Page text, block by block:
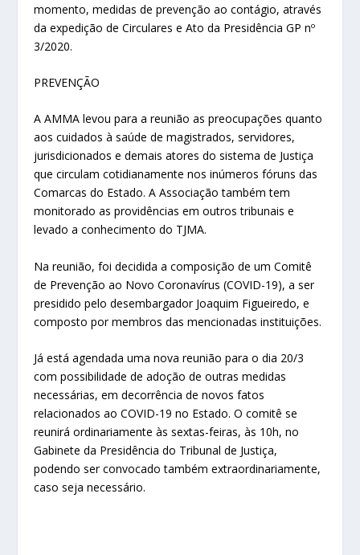
momento, medidas de prevenção ao contágio, através
da expedição de Circulares e Ato da Presidência GP nº
3/2020.
PREVENÇÃO
A AMMA levou para a reunião as preocupações quanto
aos cuidados à saúde de magistrados, servidores,
jurisdicionados e demais atores do sistema de Justiça
que circulam cotidianamente nos inúmeros fóruns das
Comarcas do Estado. A Associação também tem
monitorado as providências em outros tribunais e
levado a conhecimento do TJMA.
Na reunião, foi decidida a composição de um Comitê
de Prevenção ao Novo Coronavírus (COVID-19), a ser
presidido pelo desembargador Joaquim Figueiredo, e
composto por membros das mencionadas instituições.
Já está agendada uma nova reunião para o dia 20/3
com possibilidade de adoção de outras medidas
necessárias, em decorrência de novos fatos
relacionados ao COVID-19 no Estado. O comitê se
reunirá ordinariamente às sextas-feiras, às 10h, no
Gabinete da Presidência do Tribunal de Justiça,
podendo ser convocado também extraordinariamente,
caso seja necessário.